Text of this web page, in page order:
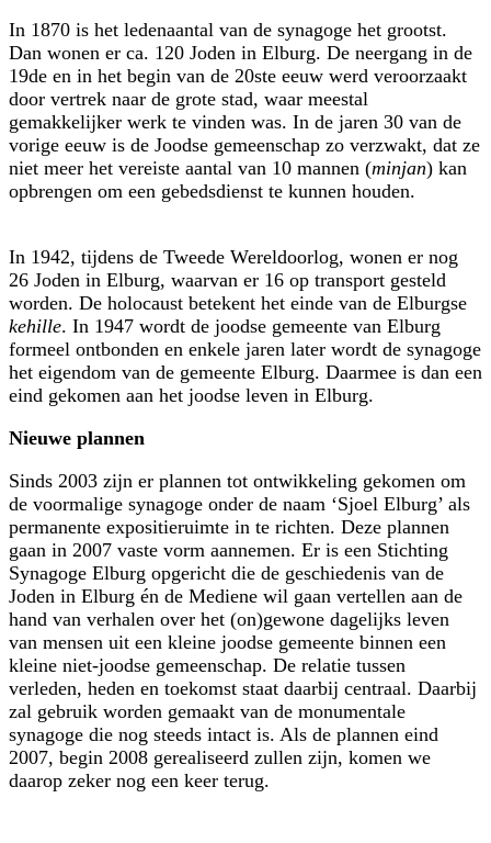
In 1870 is het ledenaantal van de synagoge het grootst.
Dan wonen er ca. 120 Joden in Elburg. De neergang in de
19de en in het begin van de 20ste eeuw werd veroorzaakt
door vertrek naar de grote stad, waar meestal
gemakkelijker werk te vinden was. In de jaren 30 van de
vorige eeuw is de Joodse gemeenschap zo verzwakt, dat ze
niet meer het vereiste aantal van 10 mannen (minjan) kan
opbrengen om een gebedsdienst te kunnen houden.
In 1942, tijdens de Tweede Wereldoorlog, wonen er nog
26 Joden in Elburg, waarvan er 16 op transport gesteld
worden. De holocaust betekent het einde van de Elburgse
kehille. In 1947 wordt de joodse gemeente van Elburg
formeel ontbonden en enkele jaren later wordt de synagoge
het eigendom van de gemeente Elburg. Daarmee is dan een
eind gekomen aan het joodse leven in Elburg.
Nieuwe plannen
Sinds 2003 zijn er plannen tot ontwikkeling gekomen om
de voormalige synagoge onder de naam ‘Sjoel Elburg’ als
permanente expositieruimte in te richten. Deze plannen
gaan in 2007 vaste vorm aannemen. Er is een Stichting
Synagoge Elburg opgericht die de geschiedenis van de
Joden in Elburg én de Mediene wil gaan vertellen aan de
hand van verhalen over het (on)gewone dagelijks leven
van mensen uit een kleine joodse gemeente binnen een
kleine niet-joodse gemeenschap. De relatie tussen
verleden, heden en toekomst staat daarbij centraal. Daarbij
zal gebruik worden gemaakt van de monumentale
synagoge die nog steeds intact is. Als de plannen eind
2007, begin 2008 gerealiseerd zullen zijn, komen we
daarop zeker nog een keer terug.